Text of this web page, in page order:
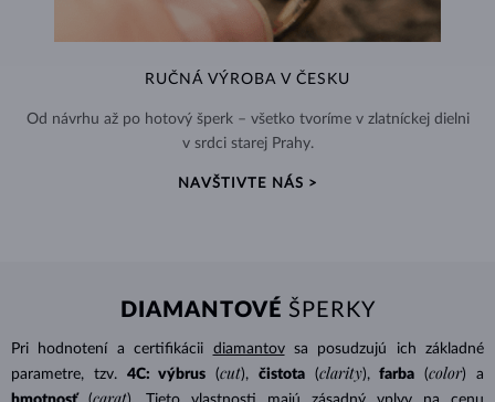
RUČNÁ VÝROBA V ČESKU
Od návrhu až po hotový šperk – všetko tvoríme v zlatníckej dielni
v srdci starej Prahy.
NAVŠTIVTE NÁS >
DIAMANTOVÉ ŠPERKY
Pri hodnotení a certifikácii diamantovsa posudzujú ich základné
parametre, tzv.
4C: výbrus (cut), čistota (clarity), farba (color) a